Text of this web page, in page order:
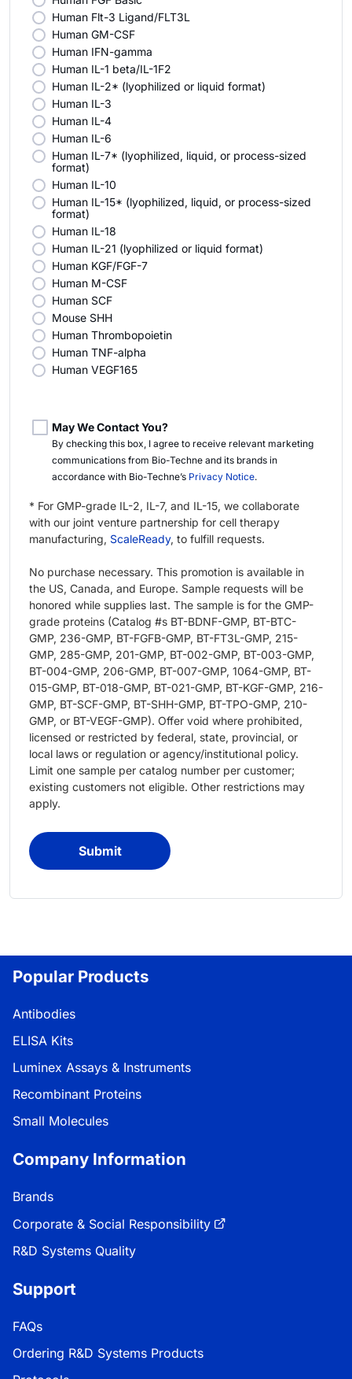
Human Flt-3 Ligand/FLT3L
Human GM-CSF
Human IFN-gamma
Human IL-1 beta/IL-1F2
Human IL-2* (lyophilized or liquid format)
Human IL-3
Human IL-4
Human IL-6
Human IL-7* (lyophilized, liquid, or process-sized
format)
Human IL-10
Human IL-15* (lyophilized, liquid, or process-sized
format)
Human IL-18
Human IL-21 (lyophilized or liquid format)
Human KGF/FGF-7
Human M-CSF
Human SCF
Mouse SHH
Human Thrombopoietin
Human TNF-alpha
Human VEGF165
May We Contact You?
By checking this box, I agree to receive relevant marketing
communications from Bio-Techneand its brands in
accordance with Bio-Techne’s Privacy Notice.
* For GMP-grade IL-2, IL-7, and IL-15, we collaborate
with our joint venture partnership for cell therapy
manufacturing, ScaleReady, to fulfill requests.
No purchase necessary. This promotion is available in
the US, Canada, and Europe. Sample requests will be
honored while supplies last. The sample is for the GMP-
grade proteins (Catalog #s BT-BDNF-GMP, BT-BTC-
GMP, 236-GMP, BT-FGFB-GMP, BT-FT3L-GMP, 215-
GMP, 285-GMP, 201-GMP, BT-002-GMP, BT-003-GMP,
BT-004-GMP, 206-GMP, BT-007-GMP, 1064-GMP, BT-
015-GMP, BT-018-GMP, BT-021-GMP, BT-KGF-GMP, 216-
GMP, BT-SCF-GMP, BT-SHH-GMP, BT-TPO-GMP, 210-
GMP, or BT-VEGF-GMP). Offer void where prohibited,
licensed or restricted by federal, state, provincial, or
local laws or regulation or agency/institutional policy.
Limit one sample per catalog number per customer;
existing customers not eligible. Other restrictions may
apply.
Submit
Popular Products
Antibodies
ELISA Kits
Luminex Assays & Instruments
Recombinant Proteins
Small Molecules
Company Information
Brands
Corporate & Social Responsibility
R&D Systems Quality
Support
FAQs
Ordering R&D Systems Products